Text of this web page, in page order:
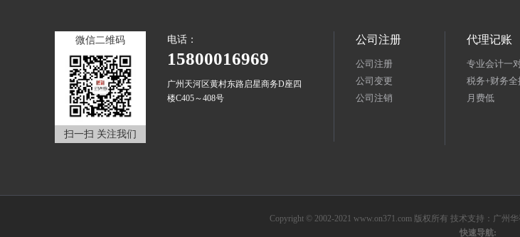
微信二维码
扫一扫 关注我们
电话：
15800016969
广州天河区黄村东路启星商务D座四
楼C405～408号
公司注册
公司注册
公司变更
公司注销
代理记账
专业会计一
税务+财务全
月费低
Copyright © 2002-2021 www.on371.com 版权所有 技术支持：广州
快速导航: